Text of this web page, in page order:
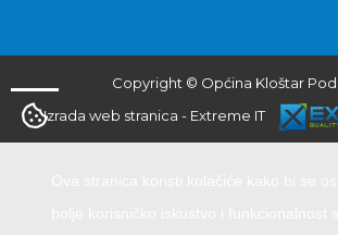
Copyright © Općina Kloštar
Izrada web stranica - Extreme IT